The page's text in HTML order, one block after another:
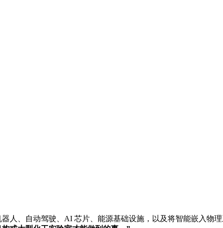
人、自动驾驶、AI 芯片、能源基础设施，以及将智能嵌入物